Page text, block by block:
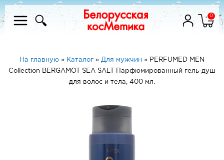
0
На главную » Каталог » Для мужчин » PERFUMED MEN
Collection BERGAMOT SEA SALT Парфюмированный гель-душ
для волос и тела, 400 мл.